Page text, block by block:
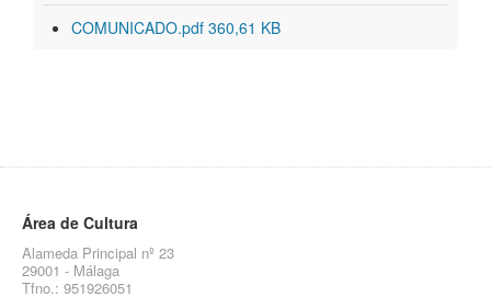
COMUNICADO.pdf 360,61 KB
Área de Cultura
Alameda Principal nº 23
29001 - Málaga
Tfno.: 951926051